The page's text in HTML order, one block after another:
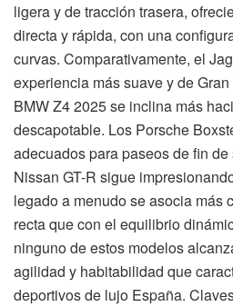
ligera y de tracción trasera,
directa y rápida, con una
curvas. Comparativamente, el
experiencia más suave y de
BMW Z4 2025 se inclina más
descapotable. Los Porsche
adecuados para paseos de fin
Nissan GT-R sigue
legado a menudo se asocia más
recta que con el equilibrio
ninguno de estos modelos
agilidad y habitabilidad que
deportivos de lujo España.